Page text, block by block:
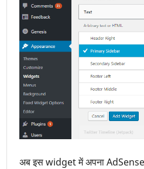
अब इस widget में अपना